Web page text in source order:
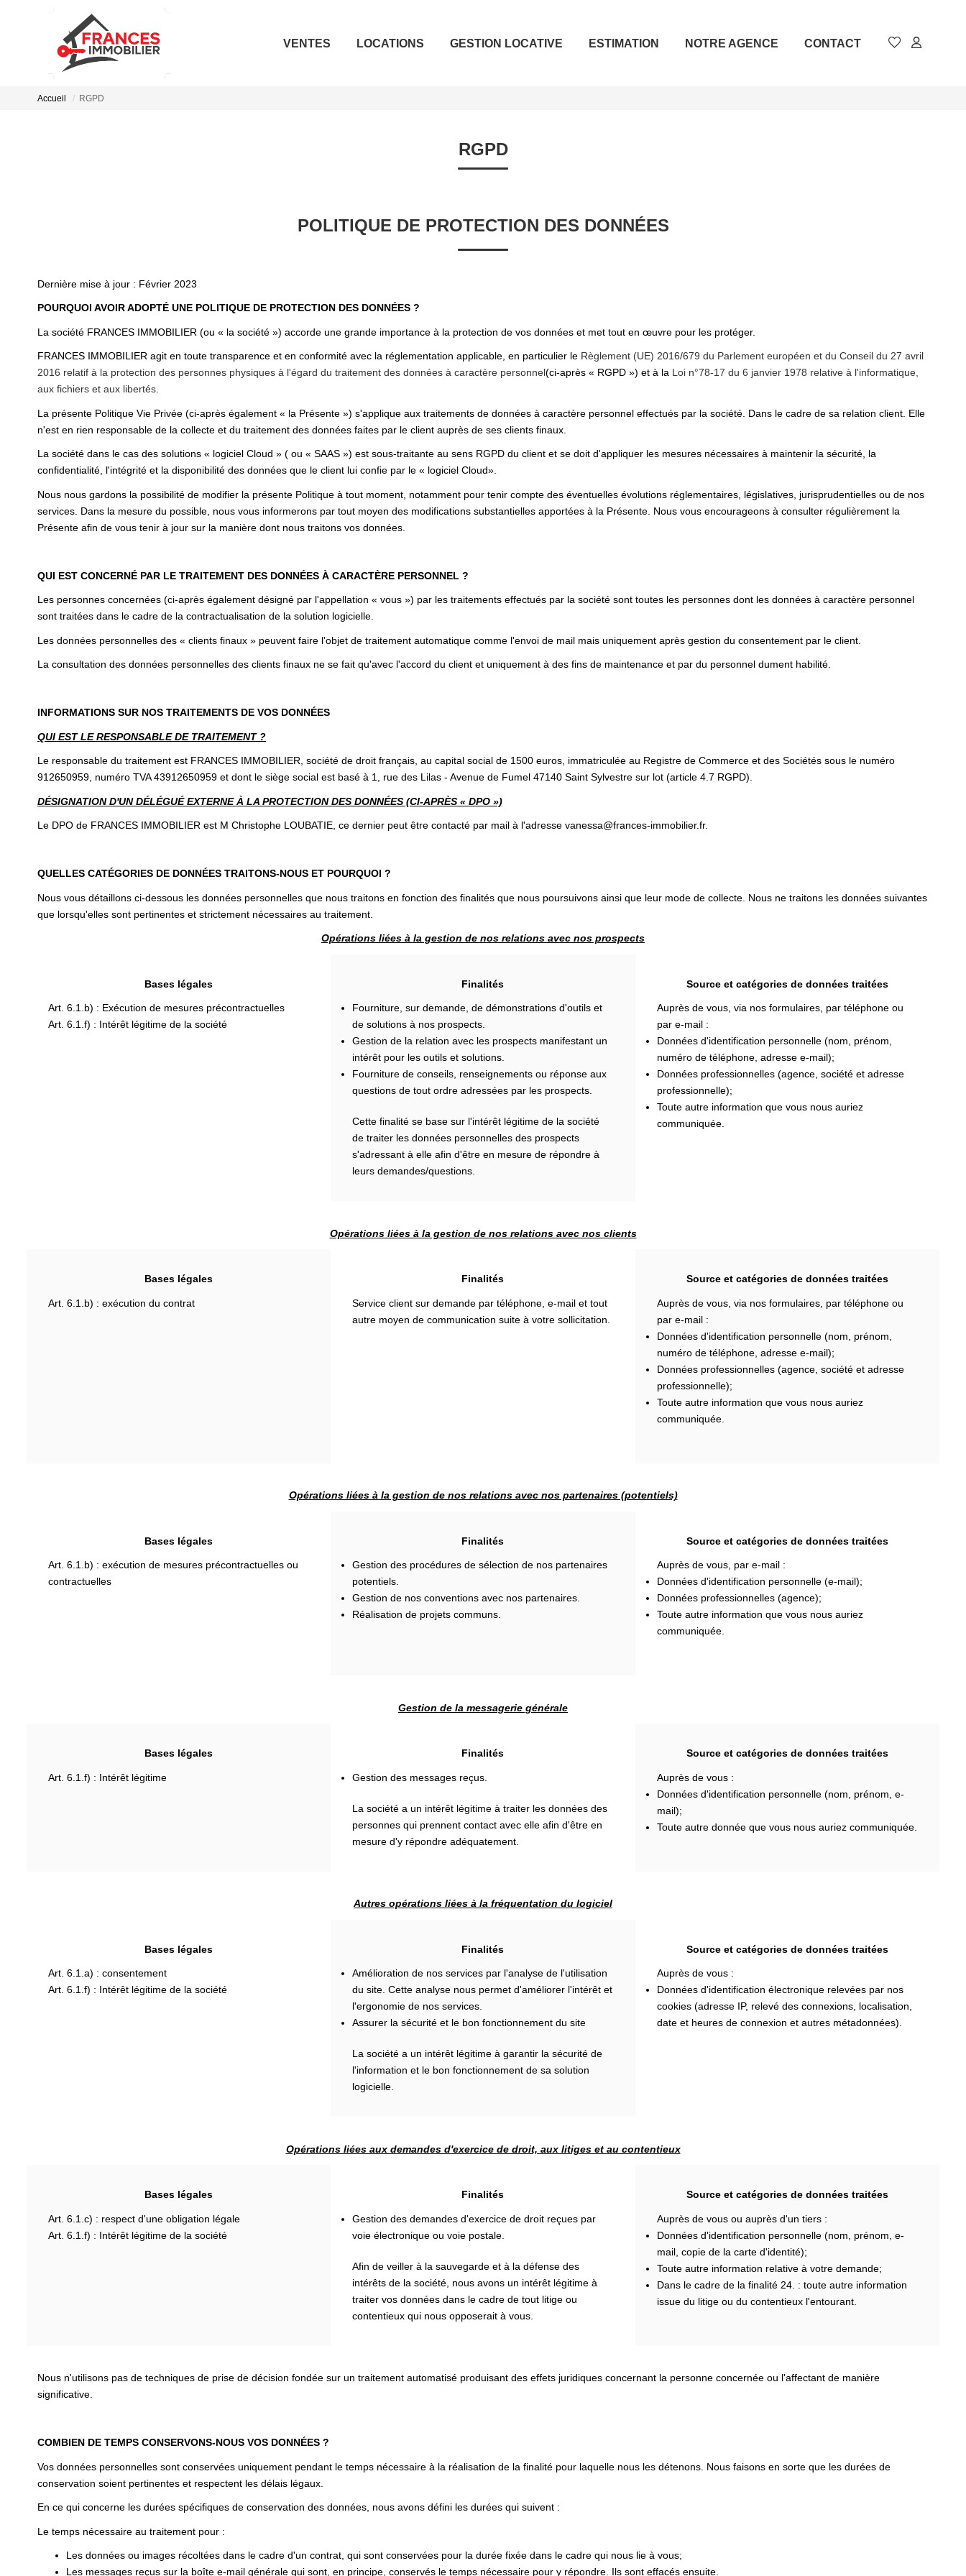
VENTES LOCATIONS GESTION LOCATIVE ESTIMATION NOTRE AGENCE CONTACT
Accueil RGPD
RGPD
POLITIQUE DE PROTECTION DES DONNÉES
Dernière mise à jour : Février 2023
POURQUOI AVOIR ADOPTÉ UNE POLITIQUE DE PROTECTION DES DONNÉES ?
La société FRANCES IMMOBILIER (ou « la société ») accorde une grande importance à la protection de vos données et met tout en œuvre pour les protéger.
FRANCES IMMOBILIER agit en toute transparence et en conformité avec la réglementation applicable, en particulier le Règlement (UE) 2016/679 du Parlement européen et du Conseil du 27 avril
2016 relatif à la protection des personnes physiques à l'égard du traitement des données à caractère personnel(ci-après « RGPD ») et à la Loi n°78-17 du 6 janvier 1978 relative à l'informatique,
aux fichiers et aux libertés
La présente Politique Vie Privée (ci-après également « la Présente ») s'applique aux traitements de données à caractère personnel effectués par la société. Dans le cadre de sa relation client. Elle
n'est en rien responsable de la collecte et du traitement des données faites par le client auprès de ses clients finaux.
La société dans le cas des solutions « logiciel Cloud » ( ou « SAAS ») est sous-traitante au sens RGPD du client et se doit d'appliquer les mesures nécessaires à maintenir la sécurité, la
confidentialité, l'intégrité et la disponibilité des données que le client lui confie par le « logiciel Cloud».
Nous nous gardons la possibilité de modifier la présente Politique à tout moment, notamment pour tenir compte des éventuelles évolutions réglementaires, législatives, jurisprudentielles ou de nos
services. Dans la mesure du possible, nous vous informerons par tout moyen des modifications substantielles apportées à la Présente. Nous vous encourageons à consulter régulièrement la
Présente afin de vous tenir à jour sur la manière dont nous traitons vos données.
QUI EST CONCERNÉ PAR LE TRAITEMENT DES DONNÉES À CARACTÈRE PERSONNEL ?
Les personnes concernées (ci-après également désigné par l'appellation « vous ») par les traitements effectués par la société sont toutes les personnes dont les données à caractère personnel
sont traitées dans le cadre de la contractualisation de la solution logicielle.
Les données personnelles des « clients finaux » peuvent faire l'objet de traitement automatique comme l'envoi de mail mais uniquement après gestion du consentement par le client.
La consultation des données personnelles des clients finaux ne se fait qu'avec l'accord du client et uniquement à des fins de maintenance et par du personnel dument habilité.
INFORMATIONS SUR NOS TRAITEMENTS DE VOS DONNÉES
QUI EST LE RESPONSABLE DE TRAITEMENT ?
Le responsable du traitement est FRANCES IMMOBILIER, société de droit français, au capital social de 1500 euros, immatriculée au Registre de Commerce et des Sociétés sous le numéro
912650959, numéro TVA 43912650959 et dont le siège social est basé à 1, rue des Lilas - Avenue de Fumel 47140 Saint Sylvestre sur lot (article 4.7 RGPD).
DÉSIGNATION D'UN DÉLÉGUÉ EXTERNE À LA PROTECTION DES DONNÉES (CI-APRÈS « DPO »)
Le DPO de FRANCES IMMOBILIER est M Christophe LOUBATIE, ce dernier peut être contacté par mail à l'adresse vanessa@frances-immobilier.fr.
QUELLES CATÉGORIES DE DONNÉES TRAITONS-NOUS ET POURQUOI ?
Nous vous détaillons ci-dessous les données personnelles que nous traitons en fonction des finalités que nous poursuivons ainsi que leur mode de collecte. Nous ne traitons les données suivantes
que lorsqu'elles sont pertinentes et strictement nécessaires au traitement.
Opérations liées à la gestion de nos relations avec nos prospects
Bases légales
Art. 6.1.b) : Exécution de mesures précontractuelles
Art. 6.1.f) : Intérêt légitime de la société
Finalités
Fourniture, sur demande, de démonstrations d'outils et
de solutions à nos prospects.
Gestion de la relation avec les prospects manifestant un
intérêt pour les outils et solutions.
Fourniture de conseils, renseignements ou réponse aux
questions de tout ordre adressées par les prospects.
Cette finalité se base sur l'intérêt légitime de la société
de traiter les données personnelles des prospects
s'adressant à elle afin d'être en mesure de répondre à
leurs demandes/questions.
Source et catégories de données traitées
Auprès de vous, via nos formulaires, par téléphone ou
par e-mail :
Données d'identification personnelle (nom, prénom,
numéro de téléphone, adresse e-mail);
Données professionnelles (agence, société et adresse
professionnelle);
Toute autre information que vous nous auriez
communiquée.
Opérations liées à la gestion de nos relations avec nos clients
Bases légales
Art. 6.1.b) : exécution du contrat
Finalités
Service client sur demande par téléphone, e-mail et tout
autre moyen de communication suite à votre sollicitation.
Source et catégories de données traitées
Auprès de vous, via nos formulaires, par téléphone ou
par e-mail :
Données d'identification personnelle (nom, prénom,
numéro de téléphone, adresse e-mail);
Données professionnelles (agence, société et adresse
professionnelle);
Toute autre information que vous nous auriez
communiquée.
Opérations liées à la gestion de nos relations avec nos partenaires (potentiels)
Bases légales
Art. 6.1.b) : exécution de mesures précontractuelles ou
contractuelles
Finalités
Gestion des procédures de sélection de nos partenaires
potentiels.
Gestion de nos conventions avec nos partenaires.
Réalisation de projets communs.
Source et catégories de données traitées
Auprès de vous, par e-mail :
Données d'identification personnelle (e-mail);
Données professionnelles (agence);
Toute autre information que vous nous auriez
communiquée.
Gestion de la messagerie générale
Bases légales
Art. 6.1.f) : Intérêt légitime
Finalités
Gestion des messages reçus.
La société a un intérêt légitime à traiter les données des
personnes qui prennent contact avec elle afin d'être en
mesure d'y répondre adéquatement.
Source et catégories de données traitées
Auprès de vous :
Données d'identification personnelle (nom, prénom, e-
mail);
Toute autre donnée que vous nous auriez communiquée.
Autres opérations liées à la fréquentation du logiciel
Bases légales
Art. 6.1.a) : consentement
Art. 6.1.f) : Intérêt légitime de la société
Finalités
Amélioration de nos services par l'analyse de l'utilisation
du site. Cette analyse nous permet d'améliorer l'intérêt et
l'ergonomie de nos services.
Assurer la sécurité et le bon fonctionnement du site
La société a un intérêt légitime à garantir la sécurité de
l'information et le bon fonctionnement de sa solution
logicielle.
Source et catégories de données traitées
Auprès de vous :
Données d'identification électronique relevées par nos
cookies (adresse IP, relevé des connexions, localisation,
date et heures de connexion et autres métadonnées).
Opérations liées aux demandes d'exercice de droit, aux litiges et au contentieux
Bases légales
Art. 6.1.c) : respect d'une obligation légale
Art. 6.1.f) : Intérêt légitime de la société
Finalités
Gestion des demandes d'exercice de droit reçues par
voie électronique ou voie postale.
Afin de veiller à la sauvegarde et à la défense des
intérêts de la société, nous avons un intérêt légitime à
traiter vos données dans le cadre de tout litige ou
contentieux qui nous opposerait à vous.
Source et catégories de données traitées
Auprès de vous ou auprès d'un tiers :
Données d'identification personnelle (nom, prénom, e-
mail, copie de la carte d'identité);
Toute autre information relative à votre demande;
Dans le cadre de la finalité 24. : toute autre information
issue du litige ou du contentieux l'entourant.
Nous n'utilisons pas de techniques de prise de décision fondée sur un traitement automatisé produisant des effets juridiques concernant la personne concernée ou l'affectant de manière
significative.
COMBIEN DE TEMPS CONSERVONS-NOUS VOS DONNÉES ?
Vos données personnelles sont conservées uniquement pendant le temps nécessaire à la réalisation de la finalité pour laquelle nous les détenons. Nous faisons en sorte que les durées de
conservation soient pertinentes et respectent les délais légaux.
En ce qui concerne les durées spécifiques de conservation des données, nous avons défini les durées qui suivent :
Le temps nécessaire au traitement pour :
Les données ou images récoltées dans le cadre d'un contrat, qui sont conservées pour la durée fixée dans le cadre qui nous lie à vous;
Les messages reçus sur la boîte e-mail générale qui sont, en principe, conservés le temps nécessaire pour y répondre. Ils sont effacés ensuite.